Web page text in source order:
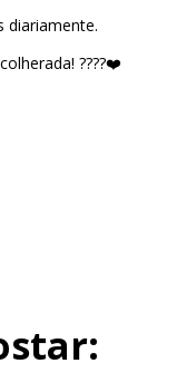
diariamente.
????❤️